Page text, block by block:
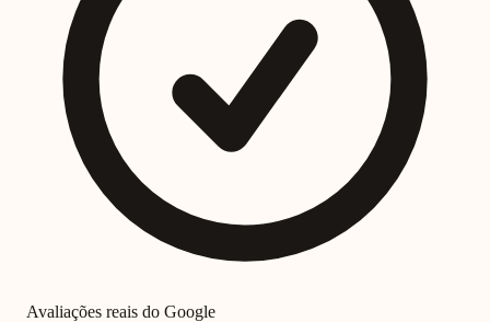
Avaliações reais do Google